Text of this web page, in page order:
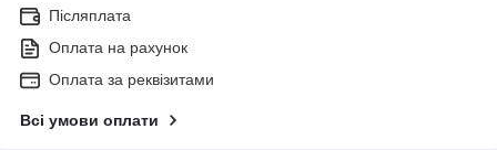
Післяплата
Оплата на рахунок
Оплата за реквізитами
Всі умови оплати